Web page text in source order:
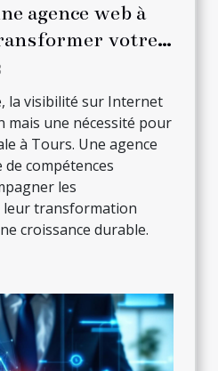
agence web à
votre
locale
la visibilité sur Internet
mais une nécessité pour
à Tours. Une agence
compétences
les
leur transformation
croissance durable.